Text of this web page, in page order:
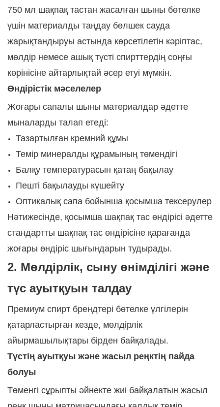
750 мл шақпақ тастан жасалған шыны бөтелке
үшін материалды таңдау бөлшек сауда
жарықтандыруы астында көрсетілетін кәріптас,
мөлдір немесе ашық түсті спирттердің соңғы
көрінісіне айтарлықтай әсер етуі мүмкін.
Өндірістік мәселелер
Жоғары сапалы шыны материалдар әдетте
мыналарды талап етеді:
Тазартылған кремний құмы
Темір минералды құрамының төмендігі
Балқу температурасын қатаң бақылау
Пешті бақылауды күшейту
Оптикалық сапа бойынша қосымша тексерулер
Нәтижесінде, қосымша шақпақ тас өндірісі әдетте
стандартты шақпақ тас өндірісіне қарағанда
жоғары өндіріс шығындарын тудырады.
2. Мөлдірлік, сыну өнімділігі және
түс ауытқуын талдау
Премиум спирт брендтері бөтелке үлгілерін
қатарластырған кезде, мөлдірлік
айырмашылықтары бірден байқалады.
Түстің ауытқуы және жасыл реңктің пайда
болуы
Төменгі сұрыпты әйнекте жиі байқалатын жасыл